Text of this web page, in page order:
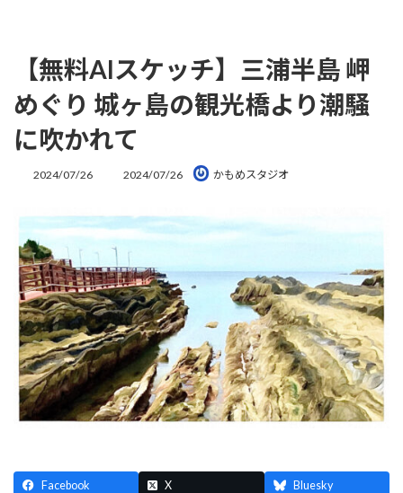
【無料AIスケッチ】三浦半島 岬
めぐり 城ヶ島の観光橋より潮騒
に吹かれて
2024/07/26
最
新
日
時
:
2024/07/26 かもめスタジオ
Facebook X Bluesky